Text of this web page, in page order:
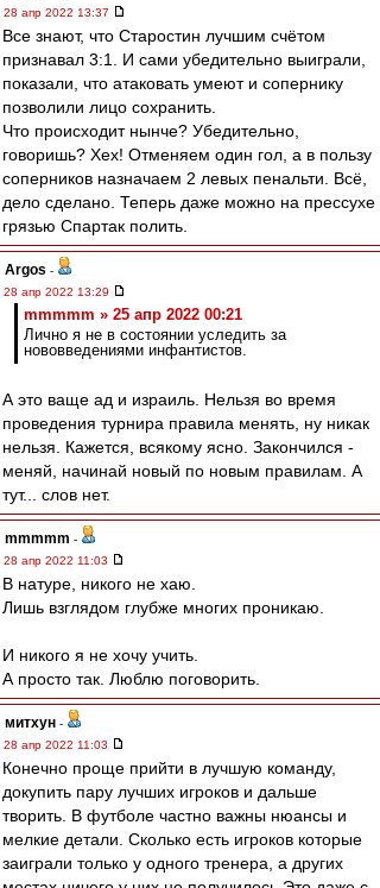
28 апр 2022 13:37
Все знают, что Старостин лучшим счётом
признавал 3:1. И сами убедительно выиграли,
показали, что атаковать умеют и сопернику
позволили лицо сохранить.
Что происходит нынче? Убедительно,
говоришь? Хех! Отменяем один гол, а в пользу
соперников назначаем 2 левых пенальти. Всё,
дело сделано. Теперь даже можно на прессухе
грязью Спартак полить.
Argos -
28 апр 2022 13:29
mmmmm » 25 апр 2022 00:21
Лично я не в состоянии уследить за
нововведениями инфантистов.
А это ваще ад и израиль. Нельзя во время
проведения турнира правила менять, ну никак
нельзя. Кажется, всякому ясно. Закончился -
меняй, начинай новый по новым правилам. А
тут... слов нет.
mmmmm -
28 апр 2022 11:03
В натуре, никого не хаю.
Лишь взглядом глубже многих проникаю.
И никого я не хочу учить.
А просто так. Люблю поговорить.
митхун -
28 апр 2022 11:03
Конечно проще прийти в лучшую команду,
докупить пару лучших игроков и дальше
творить. В футболе частно важны нюансы и
мелкие детали. Сколько есть игроков которые
заиграли только у одного тренера, а других